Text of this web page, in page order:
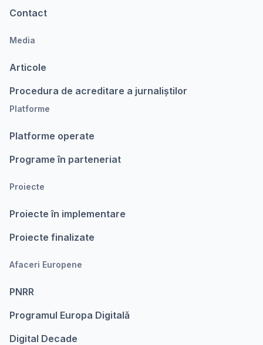
Contact
Media
Articole
Procedura de acreditare a jurnaliștilor
Platforme
Platforme operate
Programe în parteneriat
Proiecte
Proiecte în implementare
Proiecte finalizate
Afaceri Europene
PNRR
Programul Europa Digitalǎ
Digital Decade